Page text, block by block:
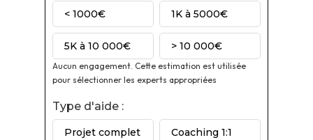
< 1000€ 1K à 5000€
5K à 10 000€ > 10 000€
Aucun engagement. Cette estimation est utilisée
pour sélectionner les experts appropriées
Type d'aide :
Projet complet Coaching 1:1